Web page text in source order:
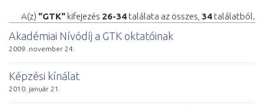
A(z) "GTK" kifejezés 26-34 találata az összes, 34 találatból.
Akadémiai Nívódíj a GTK oktatóinak
2009. november 24.
Képzési kínálat
2010. január 21.